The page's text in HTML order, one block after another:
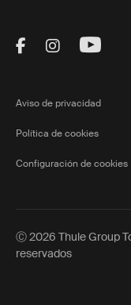
Visit Thule
Visit
Aviso de privacidad
Política de cookies
Configuración de cookies
Ⓒ 2026 Thule Group
reservados